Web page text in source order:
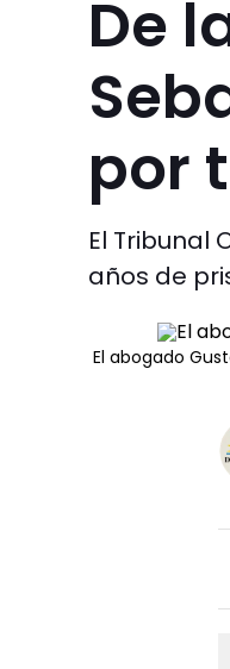
De
por
El Tribunal
años de
El abogado